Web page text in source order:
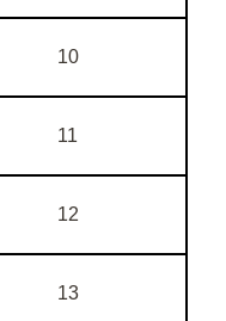
10
11
12
13